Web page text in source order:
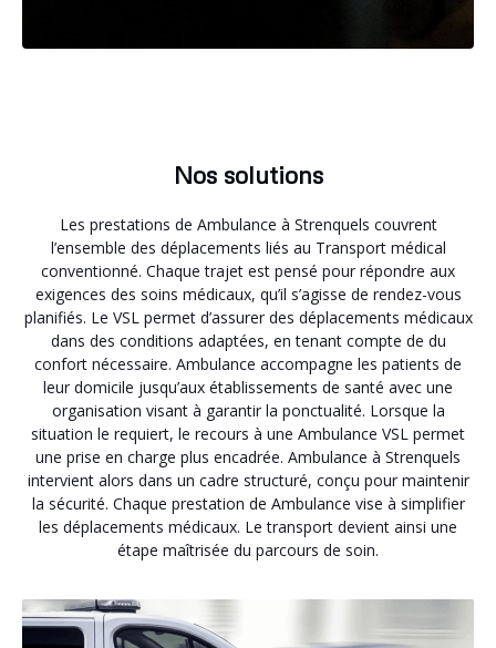
Nos solutions
Les prestations de Ambulance à Strenquels couvrent
l’ensemble des déplacements liés au Transport médical
conventionné. Chaque trajet est pensé pour répondre aux
exigences des soins médicaux, qu’il s’agisse de rendez-vous
planifiés. Le VSL permet d’assurer des déplacements médicaux
dans des conditions adaptées, en tenant compte de du
confort nécessaire. Ambulance accompagne les patients de
leur domicile jusqu’aux établissements de santé avec une
organisation visant à garantir la ponctualité. Lorsque la
situation le requiert, le recours à une Ambulance VSL permet
une prise en charge plus encadrée. Ambulance à Strenquels
intervient alors dans un cadre structuré, conçu pour maintenir
la sécurité. Chaque prestation de Ambulance vise à simplifier
les déplacements médicaux. Le transport devient ainsi une
étape maîtrisée du parcours de soin.